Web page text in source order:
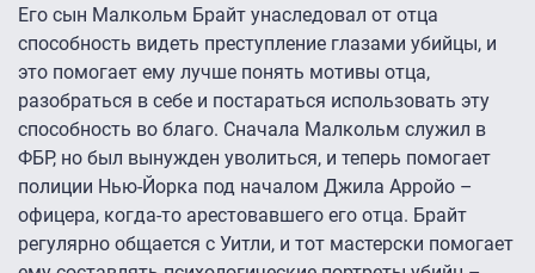
Его сын Малкольм Брайт унаследовал от отца
способность видеть преступление глазами убийцы, и
это помогает ему лучше понять мотивы отца,
разобраться в себе и постараться использовать эту
способность во благо. Сначала Малкольм служил в
ФБР, но был вынужден уволиться, и теперь помогает
полиции Нью-Йорка под началом Джила Арройо –
офицера, когда-то арестовавшего его отца. Брайт
регулярно общается с Уитли, и тот мастерски помогает